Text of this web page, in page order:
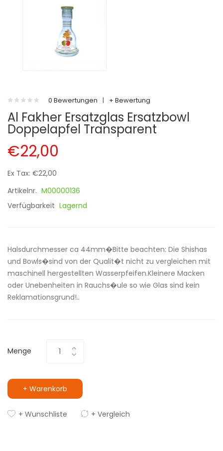
0 Bewertungen | + Bewertung
Al Fakher Ersatzglas Ersatzbowl
Doppelapfel Transparent
€22,00
Ex Tax: €22,00
Artikelnr. M00000136
Verfügbarkeit Lagernd
Halsdurchmesser ca 44mm�Bitte beachten: Die Shishas
und Bowls�sind von der Qualit�t nicht zu vergleichen mit
maschinell hergestellten Wasserpfeifen.Kleinere Macken
oder Unebenheiten in Rauchs�ule so wie Glas sind kein
Reklamationsgrund!..
Menge
+ Warenkorb
+ Wunschliste + Vergleich